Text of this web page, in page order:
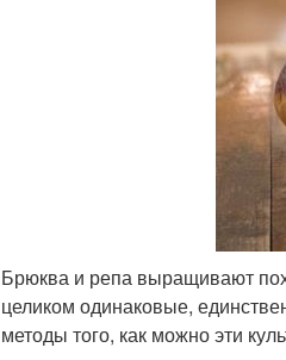
Брюква и репа выращивают
целиком одинаковые,
методы того, как можно эти